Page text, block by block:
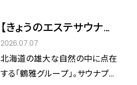
Abe）さま、マーケティングコミュ
ニケーションズ マネージャー
川上 渚（かわかみなぎさ
Kawakami Nagisa ）さま にお
流しの天然温泉。心ほどけるプラ
イベートな空間で、五感を解放す
るひとときを過ごしませんか。
リートクールサウナ」体験
サウナプロデューサー笹野美紀
恵氏の哲学が息づくこの場所で
は、ただ汗を流すだけでなく、五
感を研ぎ澄ます「究極のリトリー
【きょうのエステサウナ旅
VOL.14】大自然ととのう、
湖畔の聖域。鶴雅グルー
プで巡る、最新のサウナ・
2026.07.07
北海道の雄大な自然の中に点在
する「鶴雅グループ」。サウナプロ